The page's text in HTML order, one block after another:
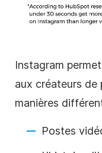
Instagram
aux créateurs de
manières
Postes